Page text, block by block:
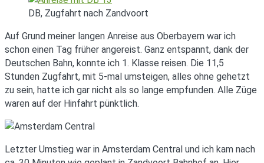
DB, Zugfahrt nach Zandvoort
Auf Grund meiner langen Anreise aus Oberbayern war ich
schon einen Tag früher angereist. Ganz entspannt, dank der
Deutschen Bahn, konnte ich 1. Klasse reisen. Die 11,5
Stunden Zugfahrt, mit 5-mal umsteigen, alles ohne gehetzt
zu sein, hatte ich gar nicht als so lange empfunden. Alle Züge
waren auf der Hinfahrt pünktlich.
Letzter Umstieg war in Amsterdam Central und ich kam nach